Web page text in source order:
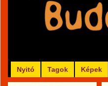
Nyitó Tagok Képek